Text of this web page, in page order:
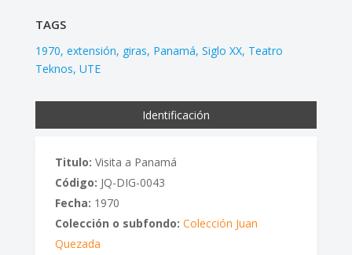
TAGS
1970 extensión giras Panamá Siglo XX Teatro
Teknos UTE
Identificación
Titulo: Visita a Panamá
Código: JQ-DIG-0043
Fecha: 1970
Colección o subfondo: Colección Juan
Quezada